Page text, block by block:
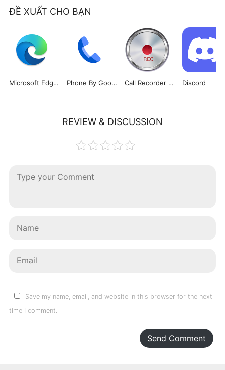
ĐỀ XUẤT CHO BẠN
Microsoft Edge: Web Browser Phone By Google Call Recorder Automatic Discord
REVIEW & DISCUSSION
Save my name, email, and website in this browser for the next
time I comment.
Send Comment